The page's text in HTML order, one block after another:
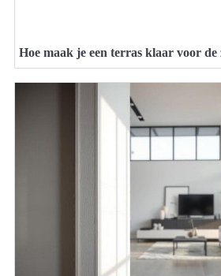
Hoe maak je een terras klaar voor de